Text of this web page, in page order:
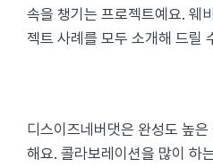
속을 챙기는 프로젝트예요. 웨
젝트 사례를 모두 소개해 드릴
디스이즈네버댓은 완성도 높
해요. 콜라보레이션을 많이 하